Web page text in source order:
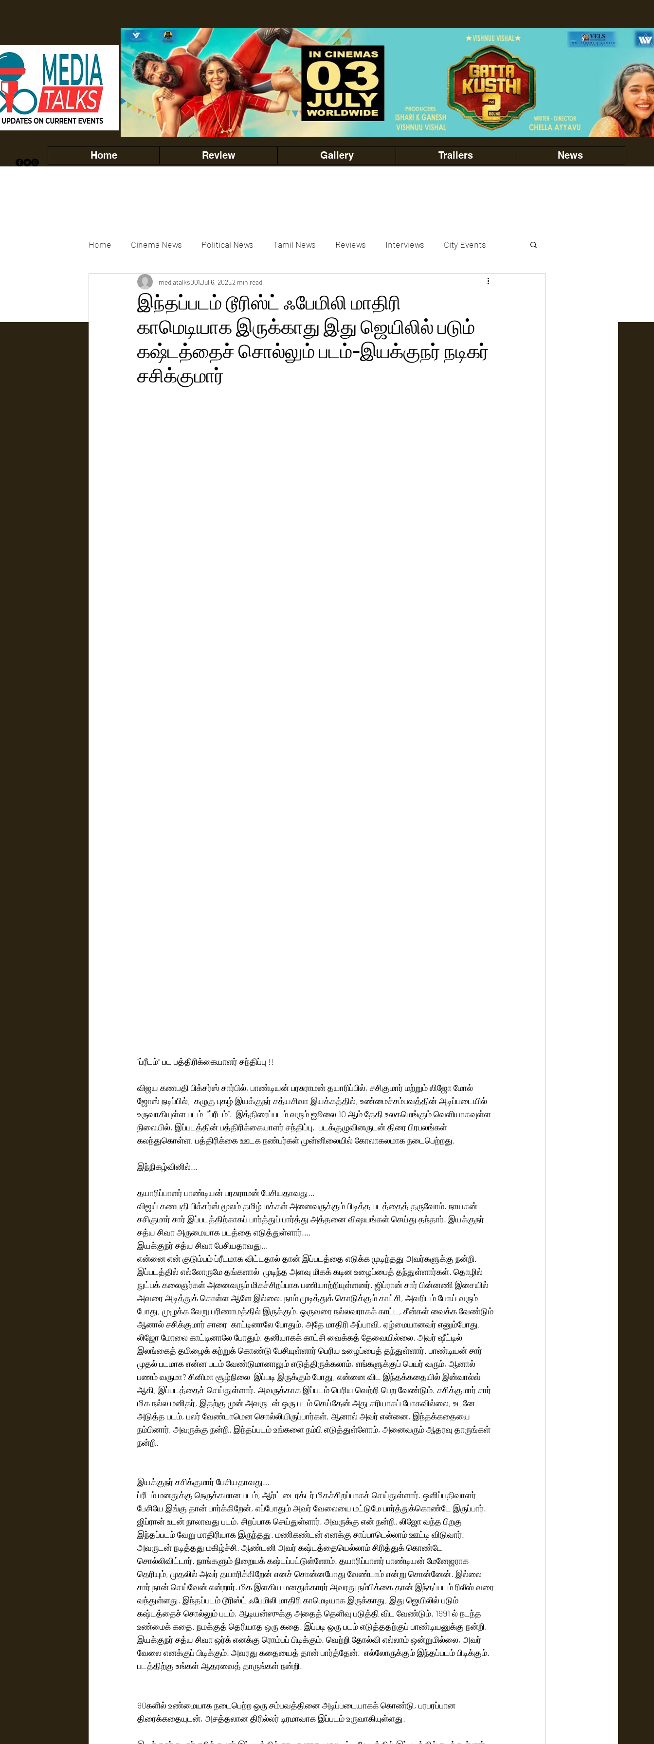
Home Review Gallery Trailers News
Home Cinema News Political News Tamil News Reviews Interviews City Events
Movies Gallery Actress Gallery Events Gallery actors gallery
இந்தப்படம் டூரிஸ்ட் ஃபேமிலி மாதிரி
காமெடியாக இருக்காது இது ஜெயிலில் படும்
கஷ்டத்தைச் சொல்லும் படம்-இயக்குநர் நடிகர்
சசிக்குமார்
mediatalks001Jul 6, 20252 min read
''ப்ரீடம்” பட பத்திரிக்கையாளர் சந்திப்பு !!
விஜய கணபதி பிக்சர்ஸ் சார்பில், பாண்டியன் பரசுராமன் தயாரிப்பில், சசிகுமார் மற்றும் லிஜோ மோல்
ஜோஸ் நடிப்பில்,  கழுகு புகழ் இயக்குநர் சத்யசிவா இயக்கத்தில், உண்மைச்சம்பவத்தின் அடிப்படையில்
உருவாகியுள்ள படம்  “ப்ரீடம்”.  இத்திரைப்படம் வரும் ஜூலை 10 ஆம் தேதி உலகமெங்கும் வெளியாகவுள்ள
நிலையில், இப்படத்தின் பத்திரிக்கையாளர் சந்திப்பு,  படக்குழுவினருடன் திரை பிரபலங்கள்
கலந்துகொள்ள, பத்திரிக்கை ஊடக நண்பர்கள் முன்னிலையில் கோலாகலமாக நடைபெற்றது.
இந்நிகழ்வினில்…
தயாரிப்பாளர் பாண்டியன் பரசுராமன் பேசியதாவது…
விஜய் கணபதி பிக்சர்ஸ் மூலம் தமிழ் மக்கள் அனைவருக்கும் பிடித்த படத்தைத் தருவோம். நாயகன்
சசிகுமார் சார் இப்படத்திற்காகப் பார்த்துப் பார்த்து அத்தனை விஷயங்கள் செய்து தந்தார். இயக்குநர்
சத்ய சிவா அருமையாக படத்தை எடுத்துள்ளார்.…
இயக்குநர் சத்ய சிவா பேசியதாவது…
என்னை என் குடும்பம் ப்ரீடமாக விட்டதால் தான் இப்படத்தை எடுக்க முடிந்தது அவர்களுக்கு நன்றி.
இப்படத்தில் எல்லோருமே தங்களால்  முடிந்த அளவு மிகக் கடின உழைப்பைத் தந்துள்ளார்கள். தொழில்
நுட்பக் கலைஞர்கள் அனைவரும் மிகச்சிறப்பாக பணியாற்றியுள்ளனர். ஜிப்ரான் சார் பின்னணி இசையில்
அவரை அடித்துக் கொள்ள ஆளே இல்லை. நாம் முடித்துக் கொடுக்கும் காட்சி, அவரிடம் போய் வரும்
போது, முழுக்க வேறு பரிணாமத்தில் இருக்கும். ஒருவரை நல்லவராகக் காட்ட, சீன்கள் வைக்க வேண்டும்
ஆனால் சசிக்குமார் சாரை  காட்டினாலே போதும். அதே மாதிரி அப்பாவி, ஏழ்மையானவர் எனும்போது,
லிஜோ மோலை காட்டினாலே போதும், தனியாகக் காட்சி வைக்கத் தேவையில்லை. அவர் ஷீட்டில்
இலங்கைத் தமிழைக் கற்றுக் கொண்டு பேசியுள்ளார் பெரிய உழைப்பைத் தந்துள்ளார். பாண்டியன் சார்
முதல் படமாக என்ன படம் வேண்டுமானாலும் எடுத்திருக்கலாம், எங்களுக்குப் பெயர் வரும், ஆனால்
பணம் வருமா? சினிமா சூழ்நிலை  இப்படி இருக்கும் போது, என்னை விட இந்தக்கதையில் இன்வால்வ்
ஆகி, இப்படத்தைச் செய்துள்ளார். அவருக்காக இப்படம் பெரிய வெற்றி பெற வேண்டும். சசிக்குமார் சார்
மிக நல்ல மனிதர், இதற்கு முன் அவருடன் ஒரு படம் செய்தேன் அது சரியாகப் போகவில்லை, உடனே
அடுத்த படம், பலர் வேண்டாமென சொல்லியிருப்பார்கள், ஆனால் அவர் என்னை, இந்தக்கதையை
நம்பினார், அவருக்கு நன்றி. இந்தப்படம் உங்களை நம்பி எடுத்துள்ளோம், அனைவரும் ஆதரவு தாருங்கள்
நன்றி.
இயக்குநர் சசிக்குமார் பேசியதாவது…
ப்ரீடம் மனதுக்கு நெருக்கமான படம், ஆர்ட் டைரக்டர் மிகச்சிறப்பாகச் செய்துள்ளார். ஒளிப்பதிவாளர்
பேசியே இங்கு தான் பார்க்கிறேன், எப்போதும் அவர் வேலையை மட்டுமே பார்த்துக்கொண்டே இருப்பார்.
ஜிப்ரான் உடன் நாலாவது படம், சிறப்பாக செய்துள்ளார். அவருக்கு என் நன்றி. லிஜோ வந்த பிறகு
இந்தப்படம் வேறு மாதிரியாக இருந்தது. மணிகண்டன் எனக்கு சாப்பாடெல்லாம் ஊட்டி விடுவார்.
அவருடன் நடித்தது மகிழ்ச்சி. ஆண்டனி அவர் கஷ்டத்தையெல்லாம் சிரித்துக் கொண்டே
சொல்லிவிட்டார். நாங்களும் நிறையக் கஷ்டப்பட்டுள்ளோம். தயாரிப்பாளர் பாண்டியன் மேனேஜராக
தெரியும், முதலில் அவர் தயாரிக்கிறேன் எனச் சொன்னபோது வேண்டாம் என்று சொன்னேன். இல்லை
சார் நான் செய்வேன் என்றார். மிக இளகிய மனதுக்காரர் அவரது நம்பிக்கை தான் இந்தப்படம் ரிலீஸ் வரை
வந்துள்ளது. இந்தப்படம் டூரிஸ்ட் ஃபேமிலி மாதிரி காமெடியாக இருக்காது, இது ஜெயிலில் படும்
கஷ்டத்தைச் சொல்லும் படம், ஆடியன்ஸுக்கு அதைத் தெளிவு படுத்தி விட வேண்டும். 1991 ல் நடந்த
உண்மைக் கதை. நமக்குத் தெரியாத ஒரு கதை. இப்படி ஒரு படம் எடுத்ததற்குப் பாண்டியனுக்கு நன்றி.
இயக்குநர் சத்ய சிவா ஒர்க் எனக்கு ரொம்பப் பிடிக்கும். வெற்றி தோல்வி எல்லாம் ஒன்றுமில்லை, அவர்
வேலை எனக்குப் பிடிக்கும். அவரது கதையைத் தான் பார்த்தேன்.  எல்லோருக்கும் இந்தப்படம் பிடிக்கும்.
படத்திற்கு உங்கள் ஆதரவைத் தாருங்கள் நன்றி.
90களில் உண்மையாக நடைபெற்ற ஒரு சம்பவத்தினை அடிப்படையாகக் கொண்டு, பரபரப்பான
திரைக்கதையுடன், அசத்தலான திரில்லர் டிரமாவாக இப்படம் உருவாகியுள்ளது.